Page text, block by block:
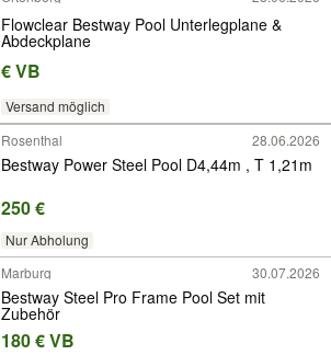
Flowclear Bestway Pool Unterlegplane &
Abdeckplane
€ VB
Versand möglich
Rosenthal 28.06.2026
Bestway Power Steel Pool D4,44m , T 1,21m
250 €
Nur Abholung
Marburg 30.07.2026
Bestway Steel Pro Frame Pool Set mit
Zubehör
180 € VB